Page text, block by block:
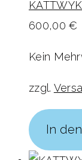
600,00€
Kein
zzgl.
In